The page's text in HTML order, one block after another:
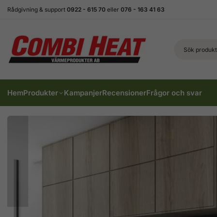
Rådgivning & support 0922 - 615 70 eller 076 - 163 41 63
HemProdukter KampanjerRecensionerFrågor och svar
Kökspanna Senko
Premium